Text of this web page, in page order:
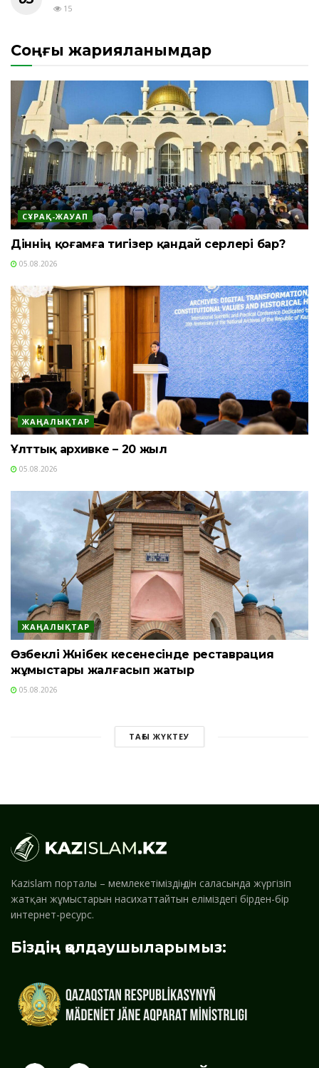
15
Соңғы жарияланымдар
СҰРАҚ-ЖАУАП
Діннің қоғамға тигізер қандай әсерлері бар?
05.08.2026
ЖАҢАЛЫҚТАР
Ұлттық архивке – 20 жыл
05.08.2026
ЖАҢАЛЫҚТАР
Өзбекәлі Жәнібек кесенесінде реставрация
жұмыстары жалғасып жатыр
05.08.2026
ТАҒЫ ЖҮКТЕУ
Kazislam порталы – мемлекетіміздің дін саласында жүргізіп
жатқан жұмыстарын насихаттайтын еліміздегі бірден-бір
интернет-ресурс.
Біздің қолдаушыларымыз: